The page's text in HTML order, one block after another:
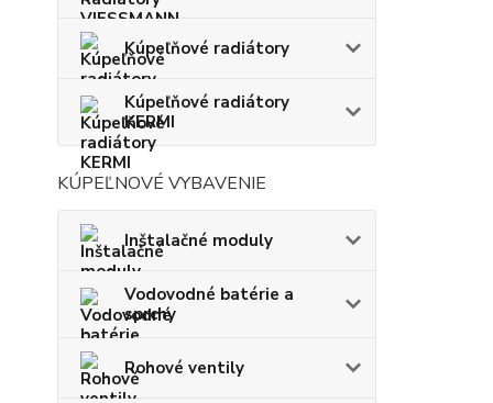
Kúpeľňové radiátory
Kúpeľňové radiátory
KERMI
KÚPEĽNOVÉ VYBAVENIE
Inštalačné moduly
Vodovodné batérie a
sprchy
Rohové ventily